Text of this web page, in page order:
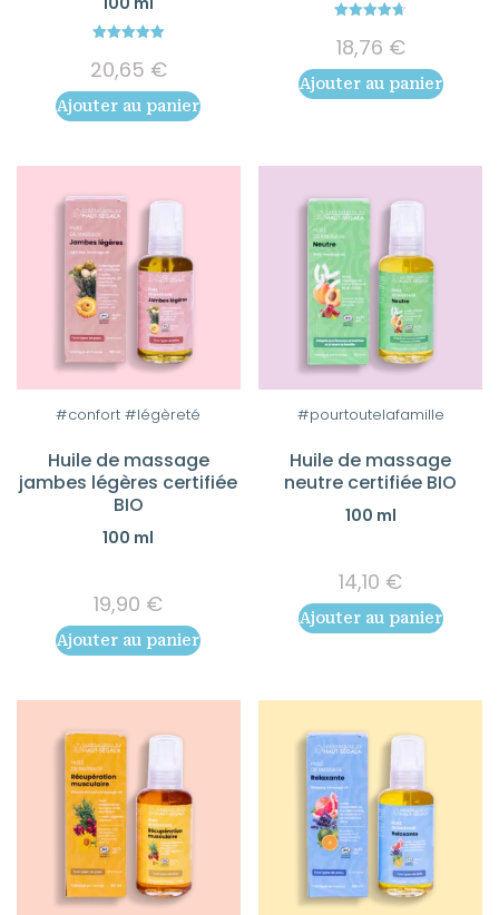
out of 5
20,65 €
Ajouter au panier
out of 5
18,76 €
Ajouter au panier
#confort #légèreté
Huile de massage
jambes légères certifiée
BIO
100 ml
19,90 €
Ajouter au panier
#pourtoutelafamille
Huile de massage
neutre certifiée BIO
100 ml
14,10 €
Ajouter au panier